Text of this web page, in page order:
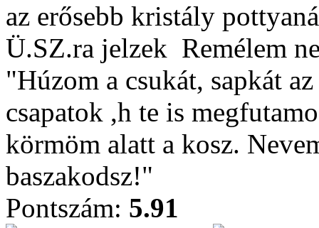
az erősebb kristály
Ü.SZ.ra jelzek Remélem
"Húzom a csukát, sapkát
csapatok ,h te is
körmöm alatt a kosz.
baszakodsz!"
Pontszám: 5.91